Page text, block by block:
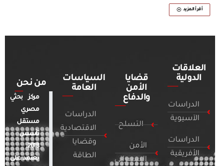
أقرأ المزيد
العلاقات
الدولية
الدراسات
الآسيوية
الدراسات
الأفريقية
قضايا
الأمن
والدفاع
التسلح
الأمن
السيبراني
السياسات
العامة
الدراسات
الاقتصادية
وقضايا
الطاقة
من نحن
مركز بحثي
مصري
مستقل
تأسس
2018.
يعتمد على